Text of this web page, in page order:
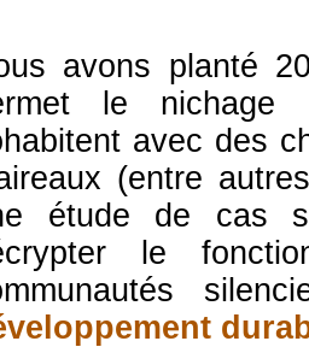
avons planté
le nichage
avec des
(entre
étude de cas
le